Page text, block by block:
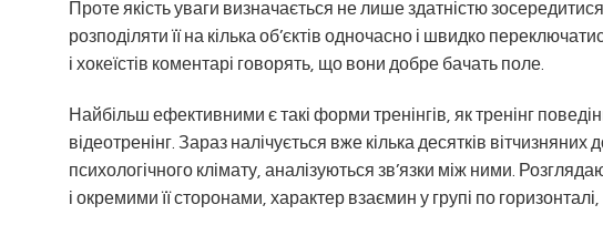
Проте якість уваги визначається не лише здатністю
розподіляти її на кілька об’єктів одночасно і швидко
і хокеїстів коментарі говорять, що вони добре бачать поле.
Найбільш ефективними є такі форми тренінгів, як тренінг
відеотренінг. Зараз налічується вже кілька десятків
психологічного клімату, аналізуються зв’язки між ними.
і окремими її сторонами, характер взаємин у групі по горизонталі,